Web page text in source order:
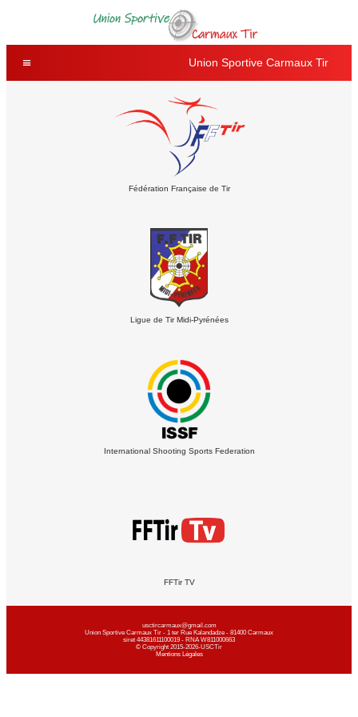
Union Sportive Carmaux Tir
Fédération Française de Tir
Ligue de Tir Midi-Pyrénées
International Shooting Sports Federation
FFTir TV
usctircarmaux@gmail.com
Union Sportive Carmaux Tir - 1 ter Rue Kalandadze - 81400 Carmaux
siret 44381611100019 - RNA W811000663
© Copyright 2015-2026-USCTir
Mentions Légales